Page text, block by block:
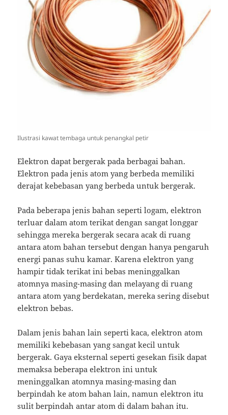
Ilustrasi kawat tembaga untuk penangkal petir
Elektron dapat bergerak pada berbagai bahan.
Elektron pada jenis atom yang berbeda memiliki
derajat kebebasan yang berbeda untuk bergerak.
Padabeberapa jenis bahan seperti logam, elektron
terluar dalam atom terikat dengan sangat longgar
sehingga mereka bergerak secara acak di ruang
antara atom bahan tersebut dengan hanya pengaruh
energi panas suhu kamar. Karena elektron yang
hampir tidak terikat ini bebas meninggalkan
atomnya masing-masing dan melayang di ruang
antara atom yang berdekatan, mereka sering disebut
elektron bebas.
Dalam jenis bahan lain seperti kaca, elektron atom
memiliki kebebasan yang sangat kecil untuk
bergerak. Gaya eksternal seperti gesekan fisik dapat
memaksa beberapa elektron ini untuk
meninggalkan atomnya masing-masing dan
berpindah ke atom bahan lain, namun elektron itu
sulit berpindah antar atom di dalam bahan itu.